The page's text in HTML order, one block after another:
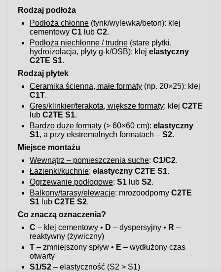
Rodzaj podłoża
Podłoża chłonne (tynk/wylewka/beton): klej
cementowyC1 lubC2.
Podłoża niechłonne / trudne (stare płytki,
hydroizolacja, płyty g-k/OSB): klejelastyczny
C2TE S1.
Rodzaj płytek
Ceramika ścienna, małe formaty (np. 20×25): klej
C1T.
Gres/klinkier/terakota, większe formaty: klejC2TE
lubC2TE S1.
Bardzo duże formaty (> 60×60 cm):elastyczny
S1, a przy ekstremalnych formatach –S2.
Miejsce montażu
Wewnątrz – pomieszczenia suche:C1/C2.
Łazienki/kuchnie:elastyczny C2TE S1.
Ogrzewanie podłogowe:S1 lubS2.
Balkony/tarasy/elewacje: mrozoodpornyC2TE
S1 lubC2TE S2.
Co znaczą oznaczenia?
C – klej cementowy • D – dyspersyjny • R –
reaktywny (żywiczny)
T – zmniejszony spływ • E – wydłużony czas
otwarty
S1/S2 – elastyczność (S2 > S1)